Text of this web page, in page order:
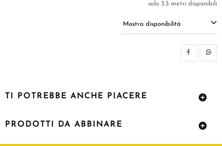
solo 3.3 metri disponibili
Mostra disponibilità
TI POTREBBE ANCHE PIACERE
PRODOTTI DA ABBINARE